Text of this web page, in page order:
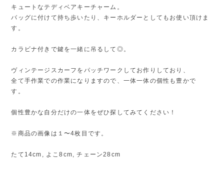
キュートなテディベアキーチャーム。
バッグに付けて持ち歩いたり、キーホルダーとしてもお使い頂けま
す。
カラビナ付きで鍵を一緒に吊るして◎。
ヴィンテージスカーフをパッチワークしてお作りしており、
全て手作業での作業になりますので、一体一体の個性も豊かで
す。
個性豊かな自分だけの一体をぜひ探してみてください！
※商品の画像は１〜4枚目です。
たて14cm, よこ8cm, チェーン28cm